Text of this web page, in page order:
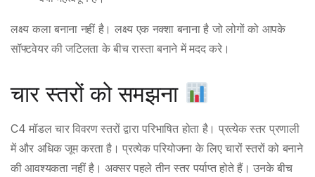
लक्ष्य कला बनाना नहीं है। लक्ष्य एक नक्शा बनाना है जो लोगों को आपके
सॉफ्टवेयर की जटिलता के बीच रास्ता बनाने में मदद करे।
चार स्तरों को समझना
C4 मॉडल चार विवरण स्तरों द्वारा परिभाषित होता है। प्रत्येक स्तर प्रणाली
में और अधिक जूम करता है। प्रत्येक परियोजना के लिए चारों स्तरों को बनाने
की आवश्यकता नहीं है। अक्सर पहले तीन स्तर पर्याप्त होते हैं। उनके बीच